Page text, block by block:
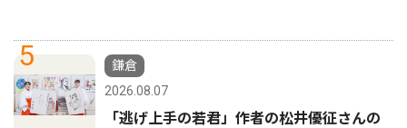
5
鎌倉
2026.08.07
「逃げ上手の若君」作者の松井優征さんの